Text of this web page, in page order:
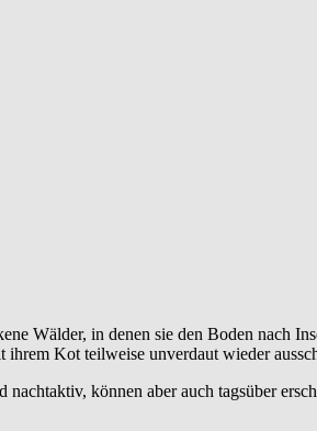
Wälder, in denen sie den Boden nach
Kot teilweise unverdaut wieder
können aber auch tagsüber